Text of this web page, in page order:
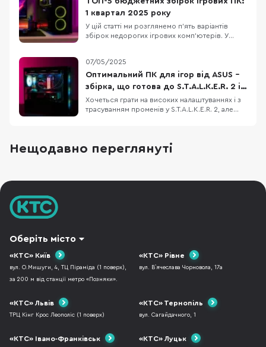
конфігурацій ПК від мінімальної для
кіберспорту до ультимат
1 квартал 2025 року
У цій статті ми розглянемо п’ять варіантів
збірок недорогих ігрових комп’ютерів. У
та AMD випустили нові лінійки відеокарт, але
вони ще малодоступні й коштують занадто
дорого. Тому в кожному ПК ми підбираємо
оптимальни
07/05/2025
Оптимальний ПК для ігор від ASUS –
збірка, що готова до S.T.A.L.K.E.R. 2 і
не тільки
Хочеться грати на високих налаштуваннях і з
трасуванням променів у S.T.A.L.K.E.R. 2, але
комфортом, але й стрімити ігри на популярні
платформи. Корпус ASUS A23 Plus, блок
Нещодавно переглянуті
Оберіть місто
«КТС» Київ
вул. О.Мишуги, 4, ТЦ Піраміда (1 поверх),
за 200 м від станції метро «Позняки».
«КТС» Рівне
вул. В`ячеслава Чорновола, 17а
«КТС» Львів
ТРЦ Кінг Крос Леополіс (1 поверх)
«КТС» Тернопіль
вул. Сагайдачного, 1
«КТС» Івано-Франківськ «КТС» Луцьк